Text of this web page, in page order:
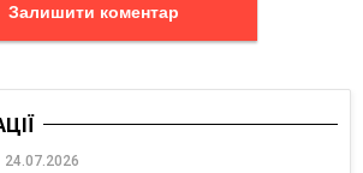
Залишити коментар
24.07.2026